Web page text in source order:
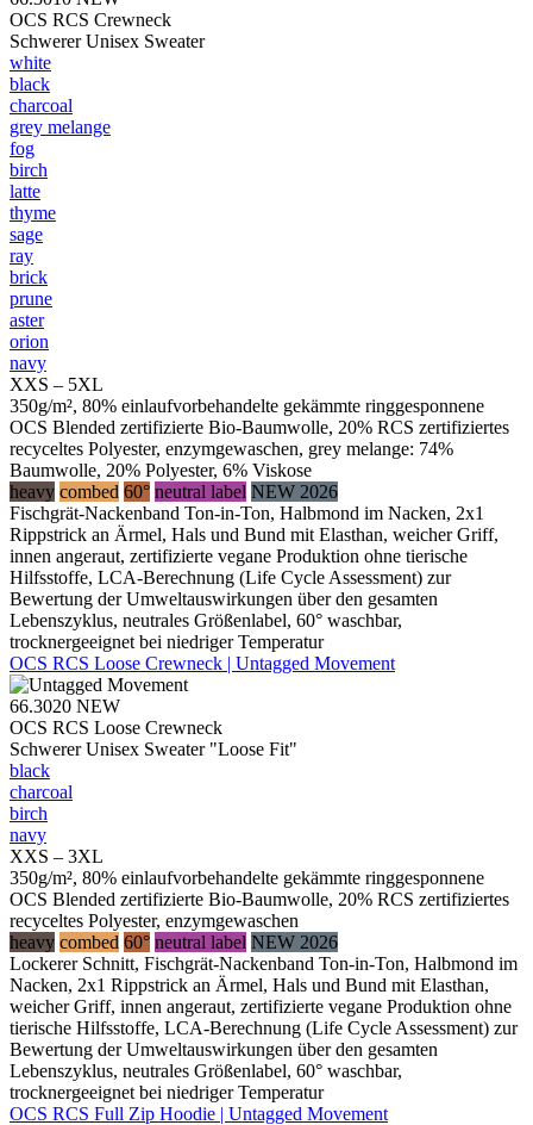
OCS RCS Crewneck
Schwerer Unisex Sweater
white
black
charcoal
grey melange
fog
birch
latte
thyme
sage
ray
brick
prune
aster
orion
navy
XXS – 5XL
350g/m², 80% einlaufvorbehandelte gekämmte ringgesponnene
OCS Blended zertifizierte Bio-Baumwolle, 20% RCS zertifiziertes
recyceltes Polyester, enzymgewaschen, grey melange: 74%
Baumwolle, 20% Polyester, 6% Viskose
heavy combed 60° neutral label NEW 2026
Fischgrät-Nackenband Ton-in-Ton, Halbmond im Nacken, 2x1
Rippstrick an Ärmel, Hals und Bund mit Elasthan, weicher Griff,
innen angeraut, zertifizierte vegane Produktion ohne tierische
Hilfsstoffe, LCA-Berechnung (Life Cycle Assessment) zur
Bewertung der Umweltauswirkungen über den gesamten
Lebenszyklus, neutrales Größenlabel, 60° waschbar,
trocknergeeignet bei niedriger Temperatur
OCS RCS Loose Crewneck | Untagged Movement
66.3020 NEW
OCS RCS Loose Crewneck
Schwerer Unisex Sweater "Loose Fit"
black
charcoal
birch
navy
XXS – 3XL
350g/m², 80% einlaufvorbehandelte gekämmte ringgesponnene
OCS Blended zertifizierte Bio-Baumwolle, 20% RCS zertifiziertes
recyceltes Polyester, enzymgewaschen
heavy combed 60° neutral label NEW 2026
Lockerer Schnitt, Fischgrät-Nackenband Ton-in-Ton, Halbmond im
Nacken, 2x1 Rippstrick an Ärmel, Hals und Bund mit Elasthan,
weicher Griff, innen angeraut, zertifizierte vegane Produktion ohne
tierische Hilfsstoffe, LCA-Berechnung (Life Cycle Assessment) zur
Bewertung der Umweltauswirkungen über den gesamten
Lebenszyklus, neutrales Größenlabel, 60° waschbar,
trocknergeeignet bei niedriger Temperatur
OCS RCS Full Zip Hoodie | Untagged Movement